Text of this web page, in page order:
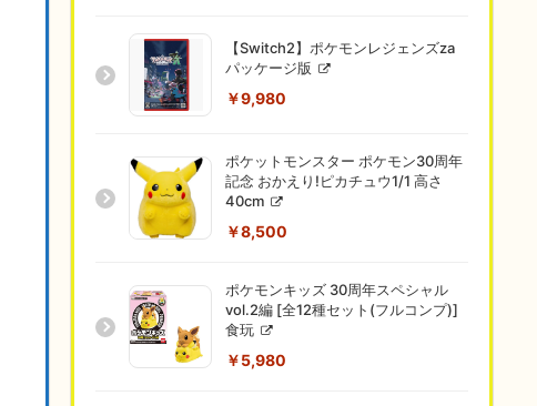
【Switch2】ポケモンレジェンズza
パッケージ版
￥9,980
ポケットモンスター ポケモン30周年
記念 おかえり!ピカチュウ1/1 高さ
40cm
￥8,500
ポケモンキッズ 30周年スペシャル
vol.2編 [全12種セット(フルコンプ)]
食玩
￥5,980